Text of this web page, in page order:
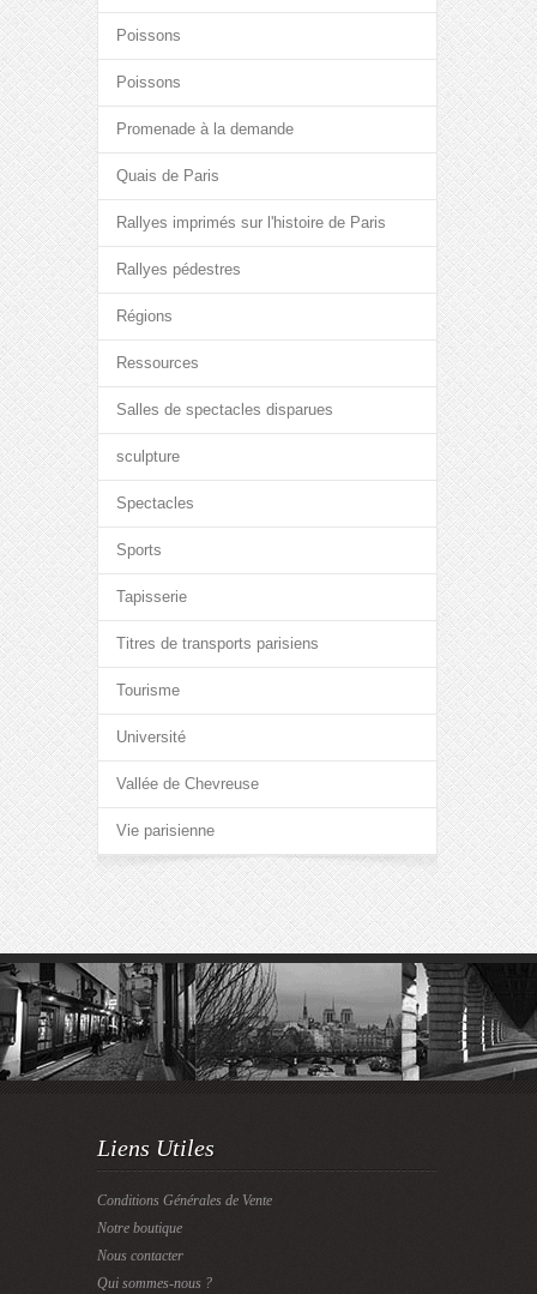
Poissons
Poissons
Promenade à la demande
Quais de Paris
Rallyes imprimés sur l'histoire de Paris
Rallyes pédestres
Régions
Ressources
Salles de spectacles disparues
sculpture
Spectacles
Sports
Tapisserie
Titres de transports parisiens
Tourisme
Université
Vallée de Chevreuse
Vie parisienne
Liens Utiles
Conditions Générales de Vente
Notre boutique
Nous contacter
Qui sommes-nous ?